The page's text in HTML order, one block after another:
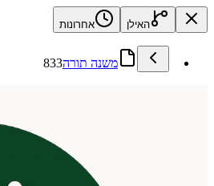
האילן אחרונות
משנה תורה833